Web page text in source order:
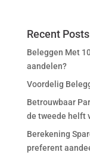
Recent Posts
Beleggen Met
aandelen?
Voordelig
Betrouwbaar
de tweede helft
Berekening
preferent